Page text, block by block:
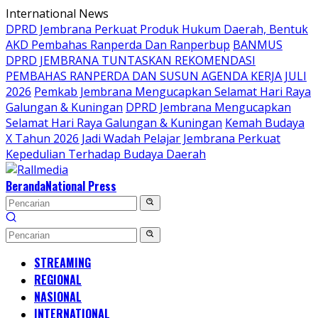
Langsung
ke
konten
International News
DPRD Jembrana Perkuat Produk Hukum Daerah, Bentuk
AKD Pembahas Ranperda Dan Ranperbup BANMUS
DPRD JEMBRANA TUNTASKAN REKOMENDASI
PEMBAHAS RANPERDA DAN SUSUN AGENDA KERJA JULI
2026 Pemkab Jembrana Mengucapkan Selamat Hari Raya
Galungan & Kuningan DPRD Jembrana Mengucapkan
Selamat Hari Raya Galungan & Kuningan Kemah Budaya
X Tahun 2026 Jadi Wadah Pelajar Jembrana Perkuat
Kepedulian Terhadap Budaya Daerah
BerandaNational Press
STREAMING
REGIONAL
NASIONAL
INTERNATIONAL